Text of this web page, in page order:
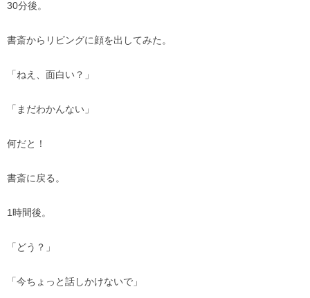
30分後。
書斎からリビングに顔を出してみた。
「ねえ、面白い？」
「まだわかんない」
何だと！
書斎に戻る。
1時間後。
「どう？」
「今ちょっと話しかけないで」